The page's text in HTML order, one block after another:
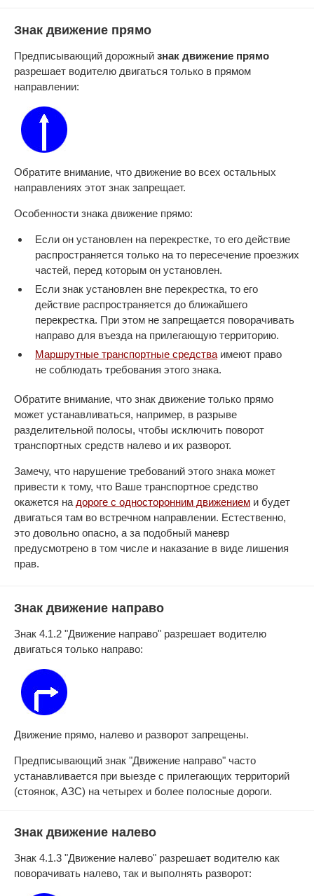
Знак движение прямо
Предписывающий дорожный знак движение прямо
разрешает водителю двигаться только в прямом
направлении:
Обратите внимание, что движение во всех остальных
направлениях этот знак запрещает.
Особенности знака движение прямо:
Если он установлен на перекрестке, то его действие
распространяется только на то пересечение проезжих
частей, перед которым он установлен.
Если знак установлен вне перекрестка, то его
действие распространяется до ближайшего
перекрестка. При этом не запрещается поворачивать
направо для въезда на прилегающую территорию.
Маршрутные транспортные средства имеют право
не соблюдать требования этого знака.
Обратите внимание, что знак движение только прямо
может устанавливаться, например, в разрыве
разделительной полосы, чтобы исключить поворот
транспортных средств налево и их разворот.
Замечу, что нарушение требований этого знака может
привести к тому, что Ваше транспортное средство
окажется на дороге с односторонним движением и будет
двигаться там во встречном направлении. Естественно,
это довольно опасно, а за подобный маневр
предусмотрено в том числе и наказание в виде лишения
прав.
Знак движение направо
Знак 4.1.2 "Движение направо" разрешает водителю
двигаться только направо:
Движение прямо, налево и разворот запрещены.
Предписывающий знак "Движение направо" часто
устанавливается при выезде с прилегающих территорий
(стоянок, АЗС) на четырех и более полосные дороги.
Знак движение налево
Знак 4.1.3 "Движение налево" разрешает водителю как
поворачивать налево, так и выполнять разворот: